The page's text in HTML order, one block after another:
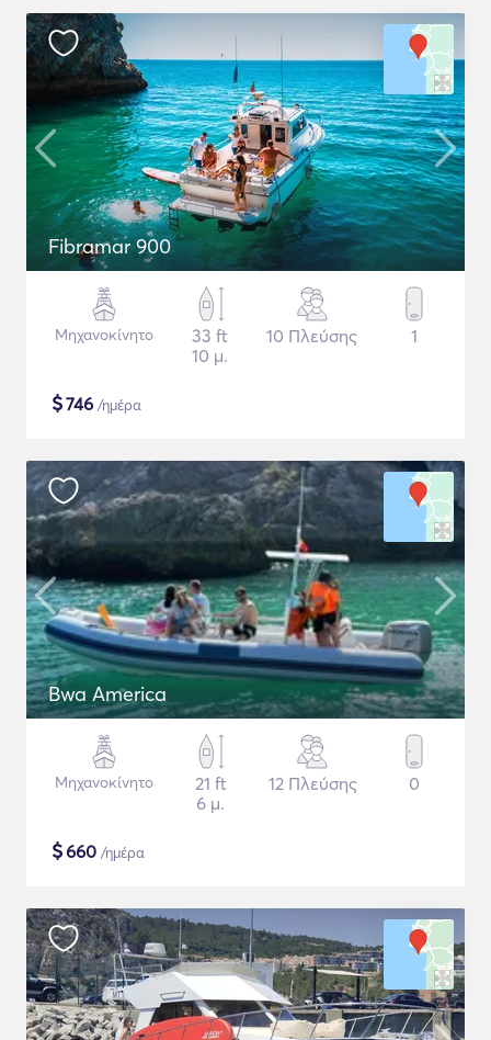
Fibramar 900
Μηχανοκίνητο
33 ft
10 μ.
10 Πλεύσης 1
$746 /ημέρα
Bwa America
Μηχανοκίνητο
21 ft
6 μ.
12 Πλεύσης 0
$660 /ημέρα